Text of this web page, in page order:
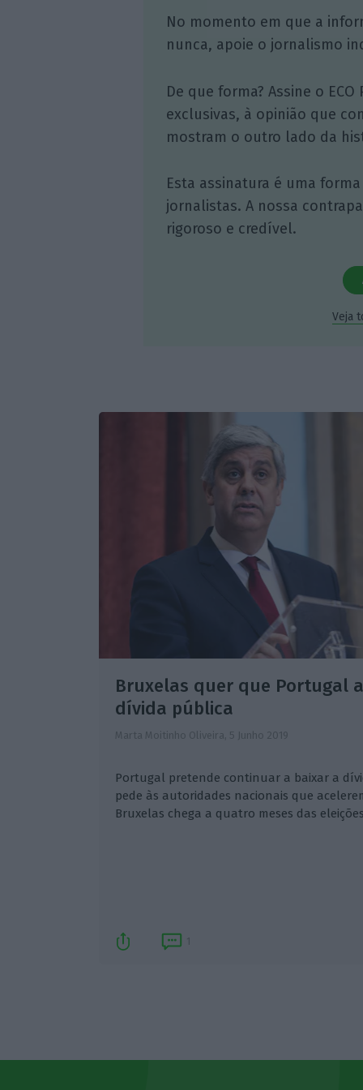
No momento em que a
nunca, apoie o jornalismo
De que forma? Assine o
exclusivas, à opinião que
mostram o outro lado da
Esta assinatura é uma
jornalistas. A nossa
rigoroso e credível.
Veja
Bruxelas quer que Portugal
dívida pública
Marta Moitinho Oliveira, 5 Junho 2019
Portugal pretende continuar a baixar a
pede às autoridades nacionais que
Bruxelas chega a quatro meses das
1